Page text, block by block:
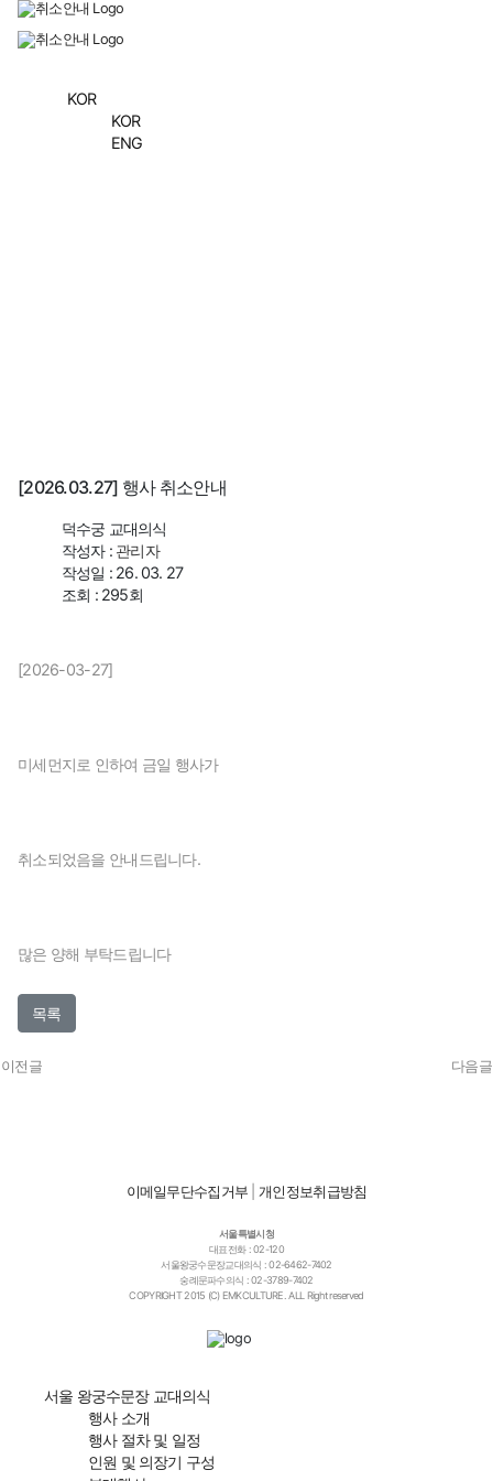
KOR
KOR
ENG
[2026.03.27] 행사 취소안내
덕수궁 교대의식
작성자 : 관리자
작성일 : 26. 03. 27
조회 : 295회
[2026-03-27]
미세먼지로 인하여 금일 행사가
취소되었음을 안내드립니다.
많은 양해 부탁드립니다
목록
이전글 다음글
이메일무단수집거부 개인정보취급방침
서울특별시청
대표전화 : 02-120
서울왕궁수문장교대의식 : 02-6462-7402
숭례문파수의식 : 02-3789-7402
COPYRIGHT 2015 (C) EMKCULTURE. ALL Right reserved
서울 왕궁수문장 교대의식
행사 소개
행사 절차 및 일정
인원 및 의장기 구성